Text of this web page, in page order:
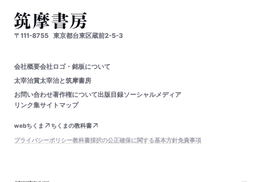
〒111-8755 東京都台東区蔵前2-5-3
会社概要会社ロゴ・銘板について
太宰治賞太宰治と筑摩書房
お問い合わせ著作権について出版目録ソーシャルメディア
リンク集サイトマップ
webちくま
ちくまの教科書
プライバシーポリシー教科書採択の公正確保に関する基本方針免責事項